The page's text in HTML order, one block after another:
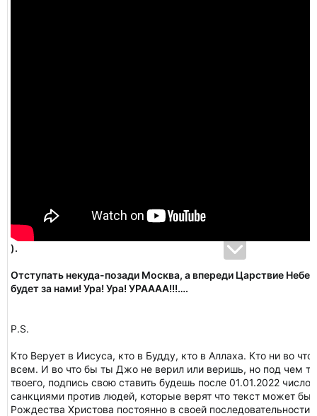
).
Отступать некуда-позади Москва, а впереди Царствие
будет за нами! Ура! Ура! УРАААА!!!….
P.S.
Кто Верует в Иисуса, кто в Будду, кто в Аллаха. Кто ни во
всем. И во что бы ты Джо не верил или веришь, но под чем
твоего, подпись свою ставить будешь после 01.01.2022
санкциями против людей, которые верят что текст может
Рождества Христова постоянно в своей